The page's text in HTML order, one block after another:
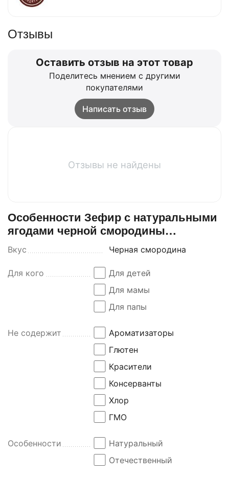
Отзывы
Оставить отзыв на этот товар
Поделитесь мнением с другими
покупателями
Написать отзыв
Отзывы не найдены
Особенности Зефир с натуральными
ягодами черной смородины
1000гр*4(телевизор)
Вкус Черная смородина
Для кого
Для детей
Для мамы
Для папы
Не содержит
Ароматизаторы
Глютен
Красители
Консерванты
Хлор
ГМО
Особенности
Натуральный
Отечественный